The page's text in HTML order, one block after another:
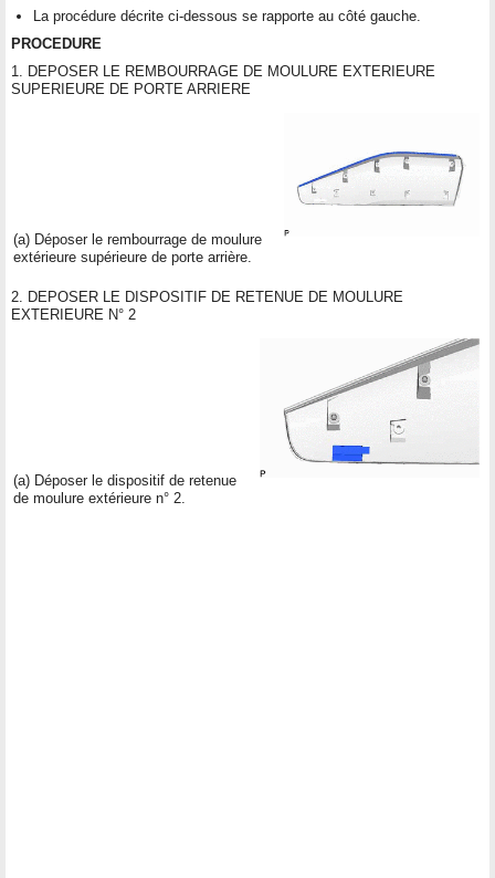
La procédure décrite ci-dessous se rapporte au côté gauche.
PROCEDURE
1. DEPOSER LE REMBOURRAGE DE MOULURE EXTERIEURE
SUPERIEURE DE PORTE ARRIERE
(a) Déposer le rembourrage de moulure
extérieure supérieure de porte arrière.
2. DEPOSER LE DISPOSITIF DE RETENUE DE MOULURE
EXTERIEURE N° 2
(a) Déposer le dispositif de retenue
de moulure extérieure n° 2.